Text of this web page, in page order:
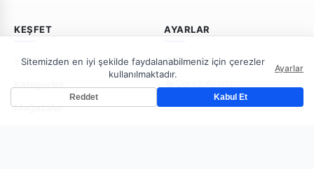
KEŞFET
Yeni Broşürler
Mağazalar
AYARLAR
Bildirimler
Sitemizden en iyi şekilde faydalanabilmeniz için çerezler
kullanılmaktadır.
Ayarlar
Reddet Kabul Et